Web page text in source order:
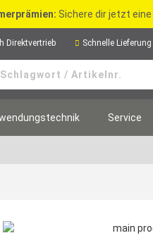
Sichere dir jetzt
Direktvertrieb Schnelle Lieferung
Service